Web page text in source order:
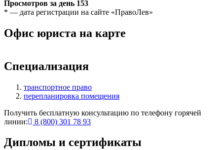
Просмотров за день 153
* — дата регистрации на сайте «ПравоЛев»
Офис юриста на карте
+
Специализация
транспортное право
перепланировка помещения
Получить бесплатную консультацию по телефону горячей
линии:
8 (800) 301 78 93
Дипломы и сертификаты